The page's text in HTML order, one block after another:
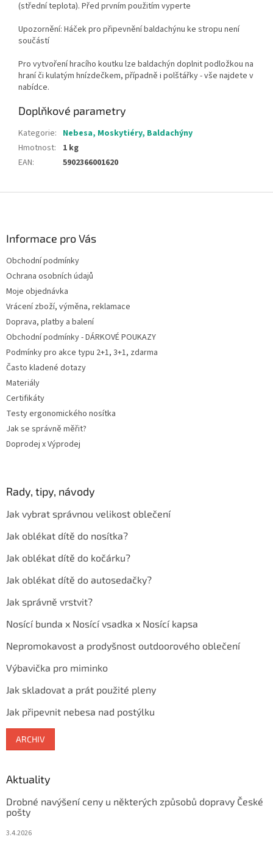
(střední teplota). Před prvním použitím vyperte
Upozornění: Háček pro připevnění baldachýnu ke stropu není
součástí
Pro vytvoření hracího koutku lze baldachýn doplnit podložkou na
hraní či kulatým hnízdečkem, případně i polštářky - vše najdete v
nabídce.
Doplňkové parametry
Kategorie: Nebesa, Moskytiéry, Baldachýny
Hmotnost:
1 kg
EAN: 5902366001620
Informace pro Vás
Obchodní podmínky
Ochrana osobních údajů
Moje objednávka
Vrácení zboží, výměna, reklamace
Doprava, platby a balení
Obchodní podmínky - DÁRKOVÉ POUKAZY
Podmínky pro akce typu 2+1, 3+1, zdarma
Často kladené dotazy
Materiály
Certifikáty
Testy ergonomického nosítka
Jak se správně měřit?
Doprodej x Výprodej
Rady, tipy, návody
Jak vybrat správnou velikost oblečení
Jak oblékat dítě do nosítka?
Jak oblékat dítě do kočárku?
Jak oblékat dítě do autosedačky?
Jak správně vrstvit?
Nosící bunda x Nosící vsadka x Nosící kapsa
Nepromokavost a prodyšnost outdoorového oblečení
Výbavička pro miminko
Jak skladovat a prát použité pleny
Jak připevnit nebesa nad postýlku
ARCHIV
Aktuality
Drobné navýšení ceny u některých způsobů dopravy České
pošty
3.4.2026